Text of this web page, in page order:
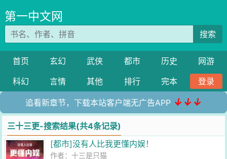
第一中文网
搜索
首页 玄幻 武侠 都市 历史
网游
科幻
言情 其他 排行 完本 登录
追看新章节，下载本站客户端无广告APP ↓↓↓
三十三更-搜索结果(共4条记录)
[都市]没有人比我更懂内娱！
作者：十三是只猫